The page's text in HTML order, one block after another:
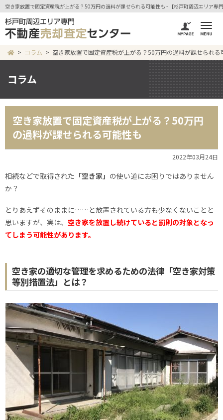
空き家放置で固定資産税が上がる？50万円の過料が課せられる可能性も - 【杉戸町周辺エリア専
コラム 空き家放置で固定資産税が上がる？50万円の過料が課せられる
コラム
空き家放置で固定資産税が上がる？50万円
の過料が課せられる可能性も
2022年03月24日
相続などで取得された 「空き家」 の使い道にお困りではありません
か？
とりあえずそのままに……と放置されている方も少なくないことと
思いますが、実は、 空き家を放置し続けていると罰則の対象となっ
てしまう可能性があります。
空き家の適切な管理を求めるための法律「空き家対策
等別措置法」とは？